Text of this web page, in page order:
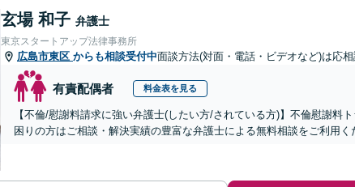
玄場 和子 弁護士
東京スタートアップ法律事務所
広島市東区 からも相談受付中面談方法(対面・電話・ビデオなど)は応相
有責配偶者 料金表を見る
【不倫/慰謝料請求に強い弁護士(したい方/されている方)】不倫慰謝料
困りの方はご相談・解決実績の豊富な弁護士による無料相談をご利用く